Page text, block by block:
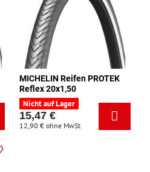
MICHELIN Reifen PROTEK
Reflex 20x1,50
Nicht auf Lager
15,47 €
12,90 € ohne MwSt.